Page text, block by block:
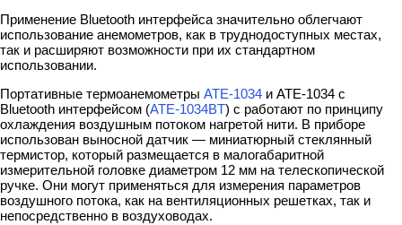
Применение Bluetooth интерфейса значительно облегчают
использование анемометров, как в труднодоступных местах,
так и расширяют возможности при их стандартном
использовании.
Портативные термоанемометры АТЕ-1034 и АТЕ-1034 с
Bluetooth интерфейсом (АТЕ-1034BT) с работают по принципу
охлаждения воздушным потоком нагретой нити. В приборе
использован выносной датчик — миниатюрный стеклянный
термистор, который размещается в малогабаритной
измерительной головке диаметром 12 мм на телескопической
ручке. Они могут применяться для измерения параметров
воздушного потока, как на вентиляционных решетках, так и
непосредственно в воздуховодах.